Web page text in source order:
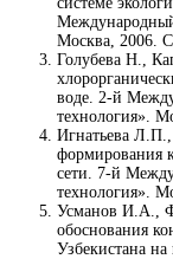
Международный
Москва, 2006.
Голубева Н.,
воде. 2-й
технология».
Игнатьева
формирования
сети. 7-й
технология».
Усманов И.А.,
обоснования
Узбекистана